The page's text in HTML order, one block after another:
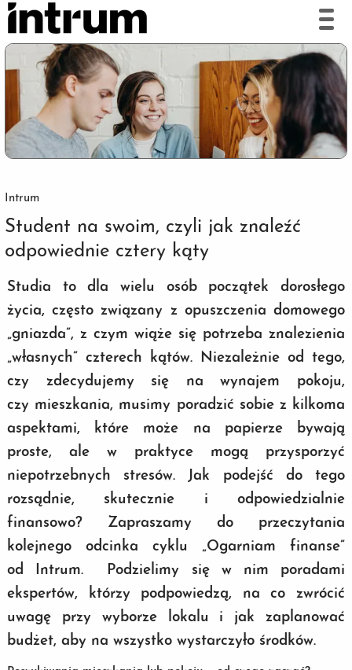
Intrum
Student na swoim, czyli jak znaleźć
odpowiednie cztery kąty
Studia to dla wielu osób początek dorosłego
życia, często związany z opuszczenia domowego
„gniazda”, z czym wiąże się potrzeba znalezienia
„własnych” czterech kątów. Niezależnie od tego,
czy zdecydujemy się na wynajem pokoju,
czy mieszkania, musimy poradzić sobie z kilkoma
aspektami, które może na papierze bywają
proste, ale w praktyce mogą przysporzyć
niepotrzebnych stresów. Jak podejść do tego
rozsądnie, skutecznie i odpowiedzialnie
finansowo? Zapraszamy do przeczytania
kolejnego odcinka cyklu „Ogarniam finanse”
od Intrum. Podzielimy się w nim poradami
ekspertów, którzy podpowiedzą, na co zwrócić
uwagę przy wyborze lokalu i jak zaplanować
budżet, aby na wszystko wystarczyło środków.